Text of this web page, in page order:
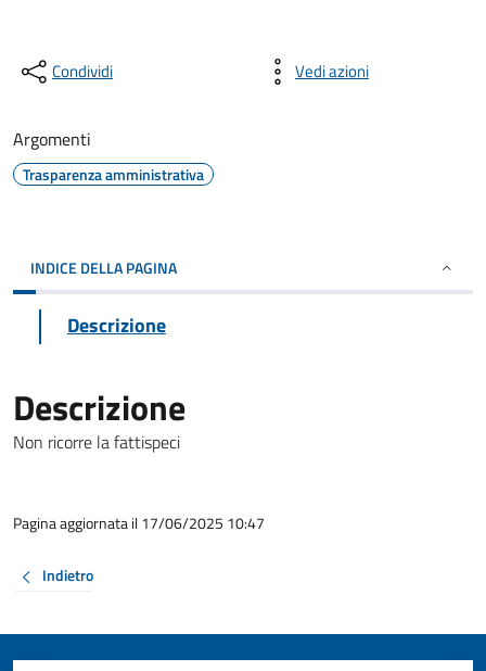
Condividi Vedi azioni
Argomenti
Trasparenza amministrativa
INDICE DELLA PAGINA
Descrizione
Descrizione
Non ricorre la fattispeci
Pagina aggiornata il 17/06/2025 10:47
Indietro